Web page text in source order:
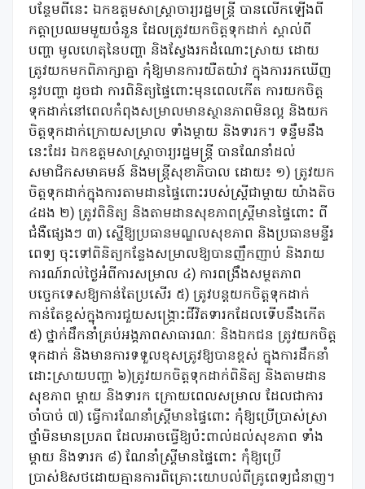
បន្ថែមពីនេះ ឯកឧត្តមសាស្រ្តាចារ្យរដ្ឋមន្រ្តី បានលើកឡើងពី
កត្តាប្រឈមមួយចំនួន ដែលត្រូវយកចិត្តទុកដាក់ ស្គាល់ពី
បញ្ហា មូលហេតុនៃបញ្ហា និងស្វែងរកដំណោះស្រាយ ដោយ
ត្រូវយកមកពិភាក្សាគ្នា កុំឱ្យមានការយឺតយ៉ាវ ក្នុងការរកឃើញ
នូវបញ្ហា ដូចជា ការពិនិត្យផ្ទៃពោះមុនពេលកើត ការយកចិត្ត
ទុកដាក់នៅពេលកំពុងសម្រាលមានស្ថានភាពមិនល្អ និងយក
ចិត្តទុកដាក់ក្រោយសម្រាល ទាំងម្តាយ និងទារក។ ទន្ទឹមនឹង
នេះដែរ ឯកឧត្តមសាស្ត្រាចារ្យរដ្ឋមន្រ្តី បានណែនាំដល់
សមាជិកសមាគមន៍ និងមន្រ្តីសុខាភិបាល ដោយ៖ ១) ត្រូវយក
ចិត្តទុកដាក់ក្នុងការតាមដានផ្ទៃពោះរបស់ស្រ្តីជាម្តាយ យ៉ាងតិច
៤ដង ២) ត្រូវពិនិត្យ និងតាមដានសុខភាពស្រ្តីមានផ្ទៃពោះ ពី
ជំងឺផ្សេងៗ ៣) ស្នើឱ្យប្រធានមណ្ឌលសុខភាព និងប្រធានមន្ទីរ
ពេទ្យ ចុះទៅពិនិត្យកន្លែងសម្រាលឱ្យបានញឹកញាប់ និងរាយ
ការណ៍រាល់ថ្ងៃអំពីការសម្រាល ៤) ការពង្រឹងសម្ថតភាព
បច្ចេកទេសឱ្យកាន់តែប្រសើរ ៥) ត្រូវបន្តយកចិត្តទុកដាក់
កាន់តែខ្ពស់ក្នុងការជួយសង្រ្គោះជីវិតទារកដែលទើបនឹងកើត
៥) ថ្នាក់ដឹកនាំគ្រប់អង្គភាពសាធារណៈ និងឯកជន ត្រូវយកចិត្ត
ទុកដាក់ និងមានការទទួលខុសត្រូវឱ្យបានខ្ពស់ ក្នុងការដឹកនាំ
ដោះស្រាយបញ្ហា ៦)ត្រូវយកចិត្តទុកដាក់ពិនិត្យ និងតាមដាន
សុខភាព ម្តាយ និងទារក ក្រោយពេលសម្រាល ដែលជាការ
ចាំបាច់ ៧) ធ្វើការណែនាំស្រ្តីមានផ្ទៃពោះ កុំឱ្យប្រើប្រាស់ស្រា
ថ្នាំមិនមានប្រភព ដែលអាចធ្វើឱ្យប៉ះពាល់ដល់សុខភាព ទាំង
ម្តាយ និងទារក ៨) ណែនាំស្រ្តីមានផ្ទៃពោះ កុំឱ្យប្រើ
ប្រាស់ឱសថដោយគ្មានការពិគ្រោះយោបល់ពីគ្រូពេទ្យជំនាញ។